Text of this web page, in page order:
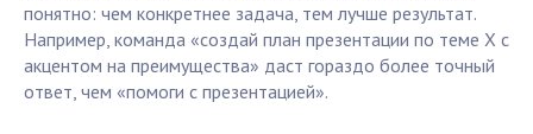
понятно: чем конкретнее задача, тем лучше результат.
Например, команда «создай план презентации по теме X с
акцентом на преимущества» даст гораздо более точный
ответ, чем «помоги с презентацией».